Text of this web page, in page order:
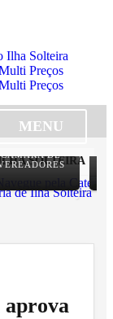
MENU
SOLTEIRA
CÂMARA DE
aprova